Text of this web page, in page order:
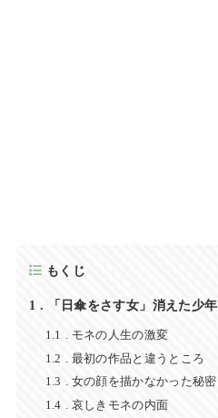
もくじ
1 「日傘をさす女」消えた少年
1.1
モネの人生の激変
1.2
最初の作品と違うところ
1.3
女の顔を描かなかった秘密
1.4
哀しきモネの内面